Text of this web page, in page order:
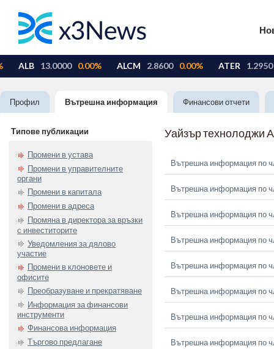
Профил Вътрешна информация Финансови отчети
Типове публикации
Промени в устава
Промени в управителните
органи
Промени в капитала
Промени в адреса
Промяна в директора за връзки
с инвеститорите
Уведомления за дялово
участие
Промени в клоновете и
офисите
Преобразуване и прекратяване
Информация за финансови
инструменти
Финансова информация
Търгово предлагане
Уайзър технолоджи
Вътрешна информация по
Вътрешна информация по
Вътрешна информация по
Вътрешна информация по
Вътрешна информация по
Вътрешна информация по
Вътрешна информация по
Вътрешна информация по